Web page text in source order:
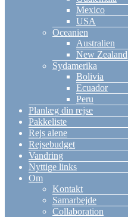
Mexico
USA
Oceanien
Australien
New Zealand
Sydamerika
Bolivia
Ecuador
Peru
Planlæg din rejse
Pakkeliste
Rejs alene
Rejsebudget
Vandring
Nyttige links
Om
Kontakt
Samarbejde
Collaboration